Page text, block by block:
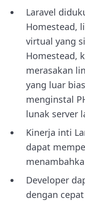
Laravel
Homestead,
virtual yang
Homestead,
merasakan
yang luar
menginstal
lunak server
Kinerja inti
dapat
Developer
dengan